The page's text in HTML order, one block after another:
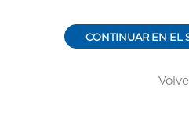
CONTINUAR EN EL